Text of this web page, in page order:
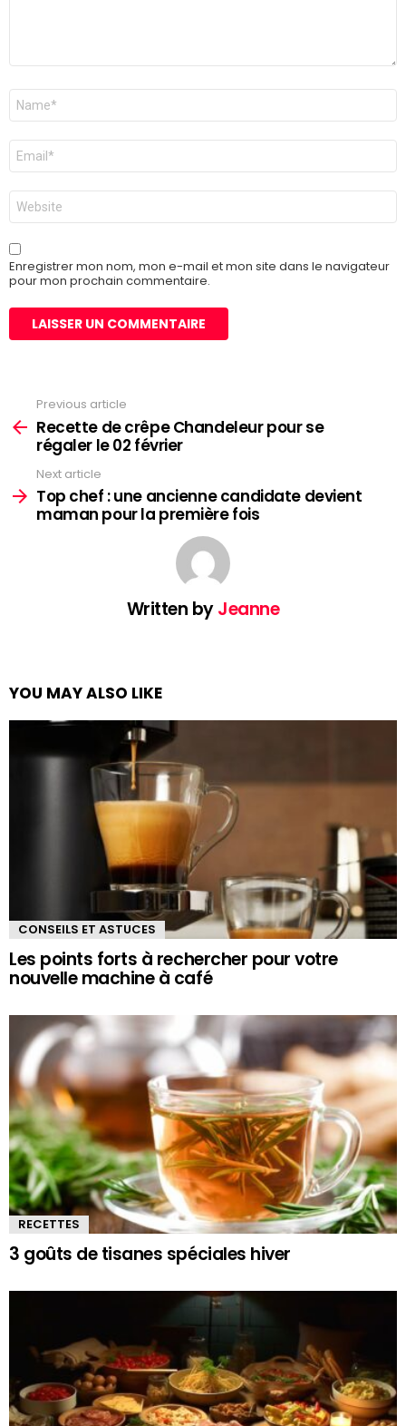
Nom
E-
mail
*
Site
web
Enregistrer mon nom, mon e-mail et mon site dans le navigateur
pour mon prochain commentaire.
more
Previous article
Recette de crêpe Chandeleur pour se
régaler le 02 février
Next article
Top chef : une ancienne candidate devient
maman pour la première fois
Written byJeanne
YOU MAY ALSO LIKE
CONSEILS ET ASTUCES
Les points forts à rechercher pour votre
nouvelle machine à café
RECETTES
3 goûts de tisanes spéciales hiver